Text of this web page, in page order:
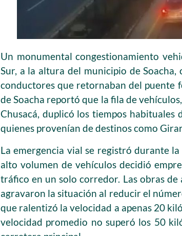
Un monumental congestionamiento
Sur, a la altura del municipio de
conductores que retornaban del puente
de Soacha reportó que la fila de
Chusacá, duplicó los tiempos habituales
quienes provenían de destinos como
La emergencia vial se registró durante
alto volumen de vehículos decidió
tráfico en un solo corredor. Las obras
agravaron la situación al reducir el
que ralentizó la velocidad a apenas 20
velocidad promedio no superó los 50